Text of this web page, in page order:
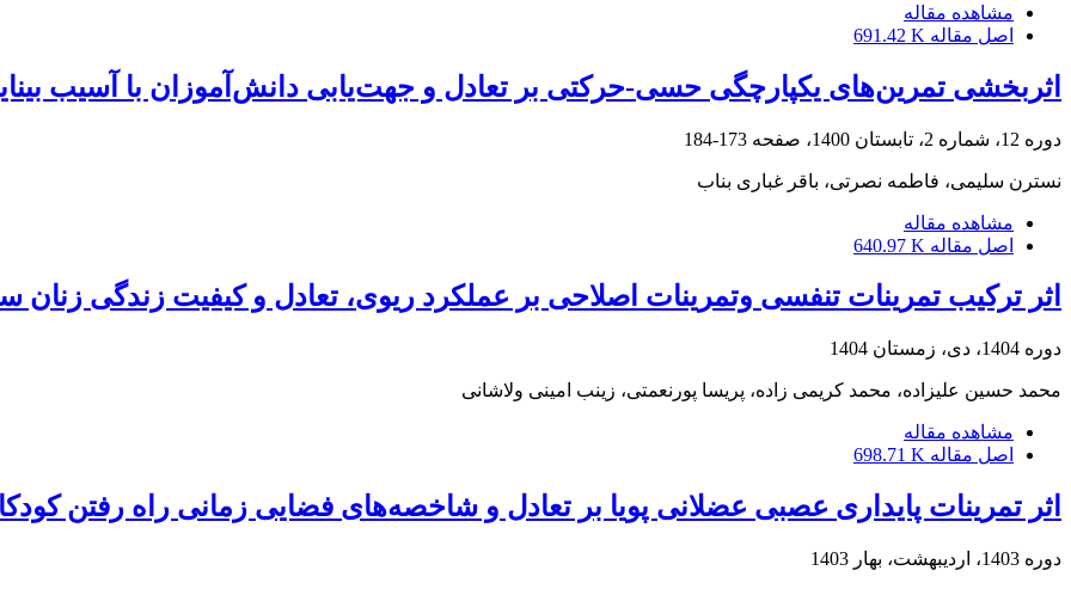
مشاهده مقاله
اصل مقاله 691.42 K
اثربخشی تمرین‌های یکپارچگی حسی-حرکتی بر تعادل و جهت‌یابی دانش‌آموزان با آسیب
دوره 12، شماره 2، تابستان 1400، صفحه 173-184
نسترن سلیمی، فاطمه نصرتی، باقر غباری بناب
مشاهده مقاله
اصل مقاله 640.97 K
اثر ترکیب تمرینات تنفسی وتمرینات اصلاحی بر عملکرد ریوی، تعادل و کیفیت زندگی زنان
دوره 1404، دی، زمستان 1404
محمد حسین علیزاده، محمد کریمی زاده، پریسا پورنعمتی، زینب امینی ولاشانی
مشاهده مقاله
اصل مقاله 698.71 K
اثر تمرینات پایداری عصبی عضلانی پویا بر تعادل و شاخصه‌های فضایی زمانی راه رفتن کودکان
دوره 1403، اردیبهشت، بهار 1403